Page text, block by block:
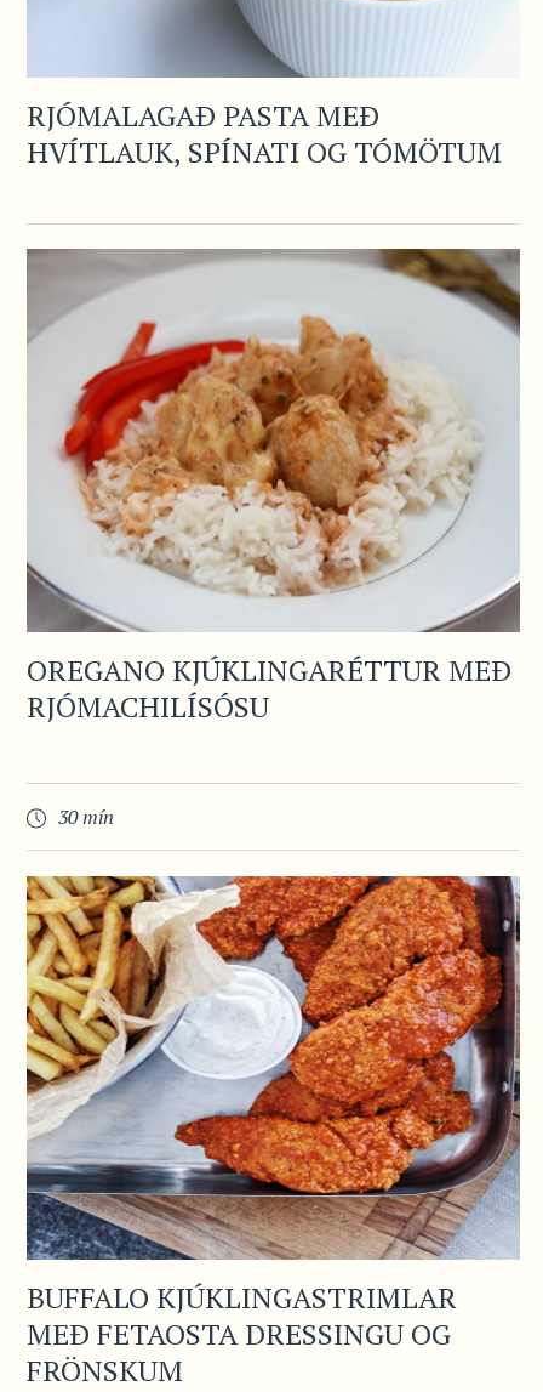
RJÓMALAGAÐ PASTA MEÐ
HVÍTLAUK, SPÍNATI OG TÓMÖTUM
OREGANO KJÚKLINGARÉTTUR MEÐ
RJÓMACHILÍSÓSU
30 mín
BUFFALO KJÚKLINGASTRIMLAR
MEÐ FETAOSTA DRESSINGU OG
FRÖNSKUM